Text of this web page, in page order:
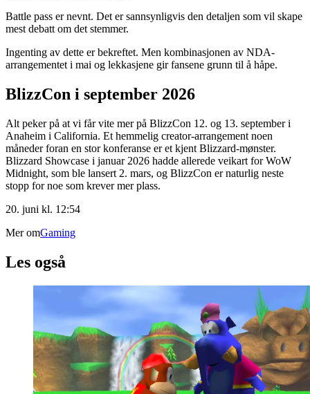
Battle pass er nevnt. Det er sannsynligvis den detaljen som vil skape
mest debatt om det stemmer.
Ingenting av dette er bekreftet. Men kombinasjonen av NDA-
arrangementet i mai og lekkasjene gir fansene grunn til å håpe.
BlizzCon i september 2026
Alt peker på at vi får vite mer på BlizzCon 12. og 13. september i
Anaheim i California. Et hemmelig creator-arrangement noen
måneder foran en stor konferanse er et kjent Blizzard-mønster.
Blizzard Showcase i januar 2026 hadde allerede veikart for WoW
Midnight, som ble lansert 2. mars, og BlizzCon er naturlig neste
stopp for noe som krever mer plass.
20. juni kl. 12:54
Mer omGaming
Les også